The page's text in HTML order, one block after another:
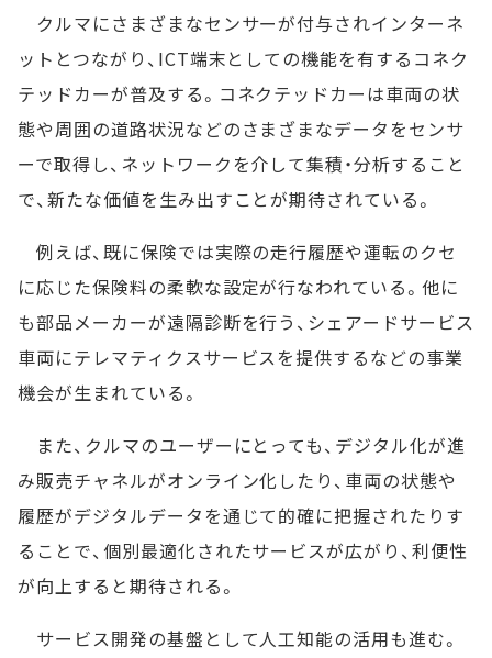
クルマにさまざまなセンサーが付与されインターネ
ットとつながり、ICT端末としての機能を有するコネク
テッドカーが普及する。コネクテッドカーは車両の状
態や周囲の道路状況などのさまざまなデータをセンサ
ーで取得し、ネットワークを介して集積・分析すること
で、新たな価値を生み出すことが期待されている。
例えば、既に保険では実際の走行履歴や運転のクセ
に応じた保険料の柔軟な設定が行なわれている。他に
も部品メーカーが遠隔診断を行う、シェアードサービス
車両にテレマティクスサービスを提供するなどの事業
機会が生まれている。
また、クルマのユーザーにとっても、デジタル化が進
み販売チャネルがオンライン化したり、車両の状態や
履歴がデジタルデータを通じて的確に把握されたりす
ることで、個別最適化されたサービスが広がり、利便性
が向上すると期待される。
サービス開発の基盤として人工知能の活用も進む。